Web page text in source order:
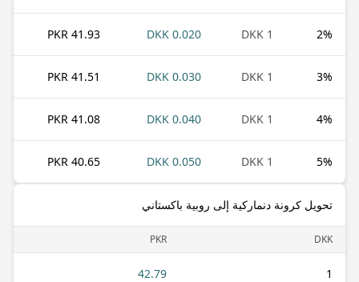
2%
1 DKK
0.020 DKK
41.93 PKR
3%
1 DKK
0.030 DKK
41.51 PKR
4%
1 DKK
0.040 DKK
41.08 PKR
5%
1 DKK
0.050 DKK
40.65 PKR
تحويل كرونة دنماركية إلى روبية باكستاني
DKK
PKR
1
42.79